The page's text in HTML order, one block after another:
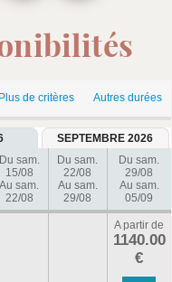
Plus de critères Autres durées
SEPTEMBRE 2026
Du sam.
15/08
Au sam.
22/08
Du sam.
22/08
Au sam.
29/08
Du sam.
29/08
Au sam.
05/09
A partir de
1140.00
€